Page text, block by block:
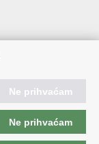
Ne prihvaćam
Ne prihvaćam